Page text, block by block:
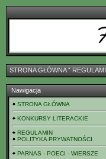
STRONA GŁÓWNAˇ
Nawigacja
STRONA GŁÓWNA
KONKURSY LITERACKIE
REGULAMIN
POLITYKA PRYWATNOŚCI
PARNAS - POECI - WIERSZE